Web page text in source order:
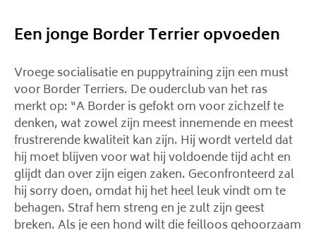
Een jonge Border Terrier opvoeden
Vroege socialisatie en puppytraining zijn een must
voor Border Terriers. De ouderclub van het ras
merkt op: “A Border is gefokt om voor zichzelf te
denken, wat zowel zijn meest innemende en meest
frustrerende kwaliteit kan zijn. Hij wordt verteld dat
hij moet blijven voor wat hij voldoende tijd acht en
glijdt dan over zijn eigen zaken. Geconfronteerd zal
hij sorry doen, omdat hij het heel leuk vindt om te
behagen. Straf hem streng en je zult zijn geest
breken. Als je een hond wilt die feilloos gehoorzaam